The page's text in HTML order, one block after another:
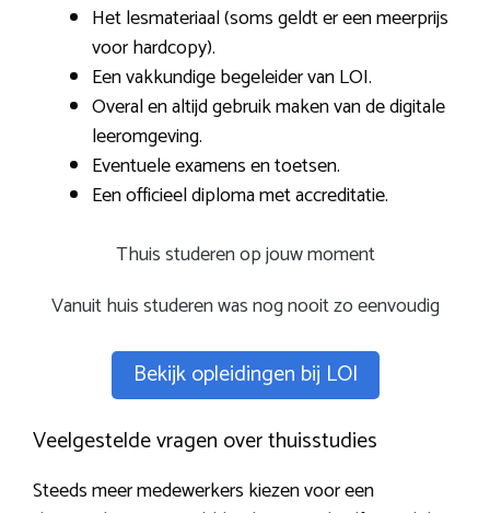
Het lesmateriaal (soms geldt er een meerprijs
voor hardcopy).
Een vakkundige begeleider van LOI.
Overal en altijd gebruik maken van de digitale
leeromgeving.
Eventuele examens en toetsen.
Een officieel diploma met accreditatie.
Thuis studeren op jouw moment
Vanuit huis studeren was nog nooit zo eenvoudig
Bekijk opleidingen bij LOI
Veelgestelde vragen over thuisstudies
Steeds meer medewerkers kiezen voor een